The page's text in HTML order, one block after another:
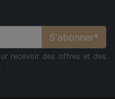
S'abonner*
recevoir des offres et des